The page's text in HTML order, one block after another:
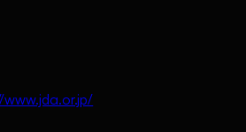
www.jda.or.jp/